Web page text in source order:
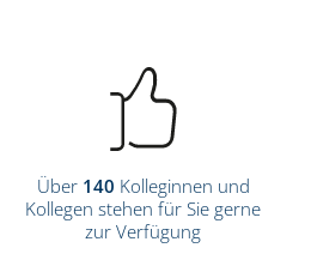
Über140 Kolleginnen und
Kollegen stehen für Sie gerne
zur Verfügung